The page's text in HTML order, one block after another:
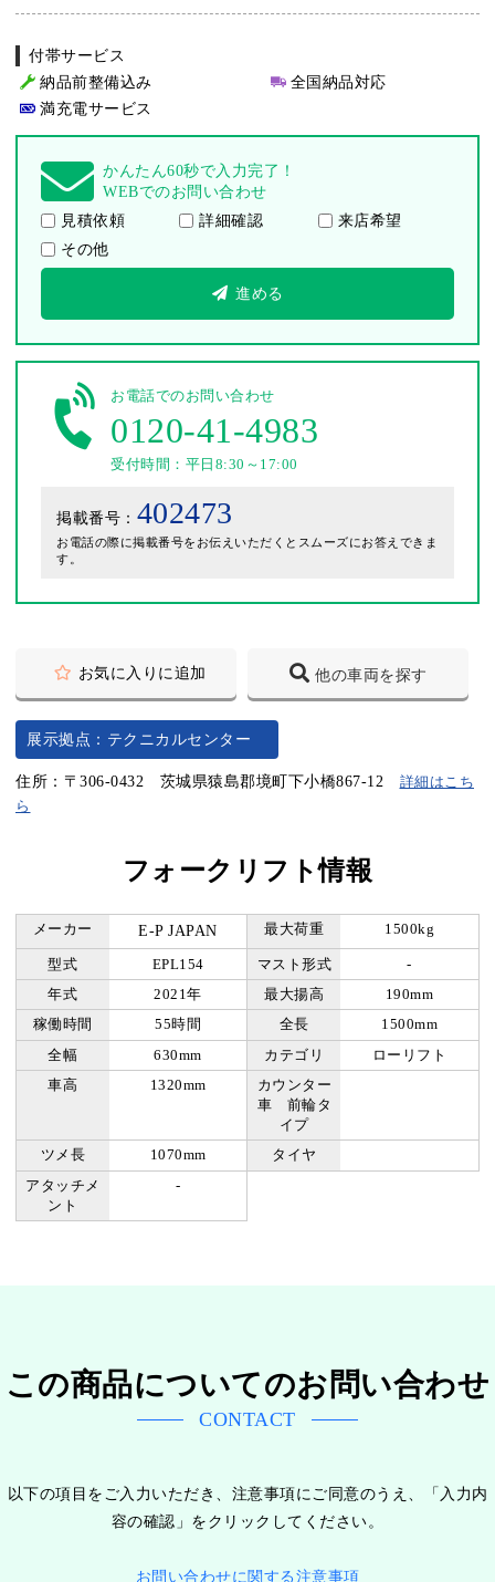
展示拠点：テクニカルセンター
住所：〒306-0432 茨城県猿島郡境町下小橋867-12 詳細はこち
ら
フォークリフト情報
メーカー E-P JAPAN 最大荷重 1500kg
型式 EPL154 マスト形式
-
年式
2021年 最大揚高
190mm
稼働時間
55時間 全長
1500mm
全幅
630mm カテゴリ
ローリフト
車高
1320mm
カウンター
車 前輪タ
イプ
ツメ長
1070mm
タイヤ
アタッチメ
ント
-
付帯サービス
納品前整備込み
全国納品対応
満充電サービス
かんたん60秒で入力完了！
WEBでのお問い合わせ
見積依頼
詳細確認
来店希望
その他
進める
お電話でのお問い合わせ
0120-41-4983
受付時間：平日8:30～17:00
掲載番号： 402473
お電話の際に掲載番号をお伝えいただくとスムーズにお答えできま
す。
お気に入りに追加 他の車両を探す
この商品についてのお問い合わせ
CONTACT
以下の項目をご入力いただき、注意事項にご同意のうえ、「入力内
容の確認」をクリックしてください。
お問い合わせに関する注意事項